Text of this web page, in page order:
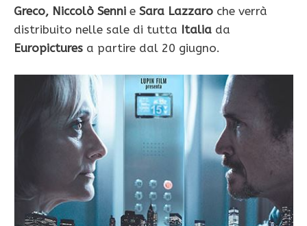
Greco, Niccolò Senni e Sara Lazzaro che verrà
distribuito nelle sale di tutta Italia da
Europictures a partire dal 20 giugno.